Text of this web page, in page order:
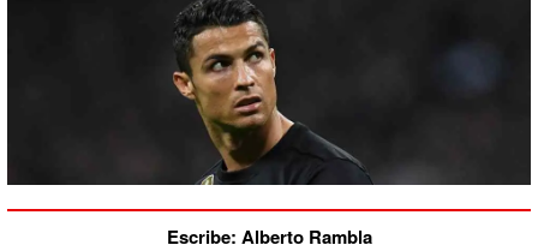
Escribe: Alberto Rambla